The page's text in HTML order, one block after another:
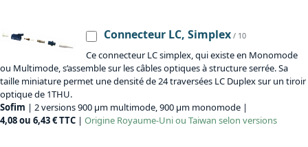
Connecteur LC, Simplex / 10
Ce connecteur LC simplex, qui existe en Monomode
ou Multimode, s’assemble sur les câbles optiques à structure serrée. Sa
taille miniature permet une densité de 24 traversées LC Duplex sur un tiroir
optique de 1THU.
Sofim | 2 versions 900 µm multimode, 900 µm monomode |
4,08 ou 6,43 € TTC | Origine Royaume-Uni ou Taiwan selon versions